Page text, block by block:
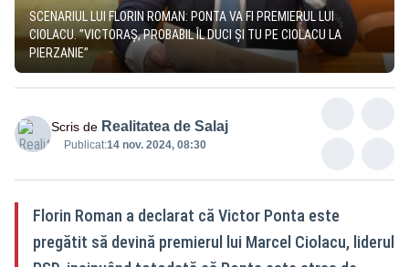
SCENARIUL LUI FLORIN ROMAN: PONTA VA FI PREMIERUL LUI
CIOLACU. ”VICTORAȘ, PROBABIL ÎL DUCI ȘI TU PE CIOLACU LA
PIERZANIE”
Scris de Realitatea de Salaj
Publicat:14 nov. 2024, 08:30
Florin Roman a declarat că Victor Ponta este
pregătit să devină premierul lui Marcel Ciolacu, liderul